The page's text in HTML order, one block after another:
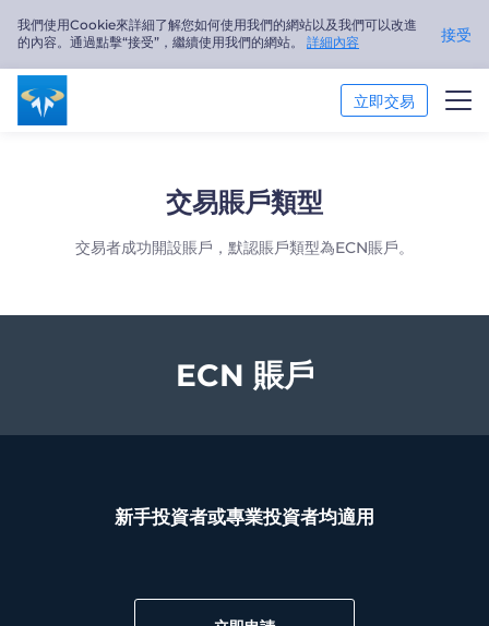
我們使用Cookie來詳細了解您如何使用我們的網站以及我們可以改進
的內容。通過點擊“接受”，繼續使用我們的網站。 詳細內容 接受
立即交易
繁體中文
交易賬戶類型
交易者成功開設賬戶，默認賬戶類型為ECN賬戶。
ECN 賬戶
新手投資者或專業投資者均適用